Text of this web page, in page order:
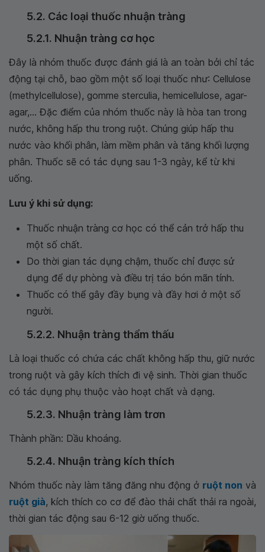
5.2. Các loại thuốc nhuận tràng
5.2.1. Nhuận tràng cơ học
Đây là nhóm thuốc được đánh giá là an toàn bởi chỉ tác
động tại chỗ, bao gồm một số loại thuốc như: Cellulose
(methylcellulose), gomme sterculia, hemicellulose, agar-
agar,... Đặc điểm của nhóm thuốc này là hòa tan trong
nước, không hấp thu trong ruột. Chúng giúp hấp thu
nước vào khối phân, làm mềm phân và tăng khối lượng
phân. Thuốc sẽ có tác dụng sau 1-3 ngày, kể từ khi
uống.
Lưu ý khi sử dụng:
Thuốc nhuận tràng cơ học có thể cản trở hấp thu
một số chất.
Do thời gian tác dụng chậm, thuốc chỉ được sử
dụng để dự phòng và điều trị táo bón mãn tính.
Thuốc có thể gây đầy bụng và đầy hơi ở một số
người.
5.2.2. Nhuận tràng thẩm thấu
Là loại thuốc có chứa các chất không hấp thu, giữ nước
trong ruột và gây kích thích đi vệ sinh. Thời gian thuốc
có tác dụng phụ thuộc vào hoạt chất và dạng.
5.2.3. Nhuận tràng làm trơn
Thành phần: Dầu khoáng.
5.2.4. Nhuận tràng kích thích
Nhóm thuốc này làm tăng đăng nhu động ở ruột non và
ruột già, kích thích co cơ để đào thải chất thải ra ngoài,
thời gian tác động sau 6-12 giờ uống thuốc.